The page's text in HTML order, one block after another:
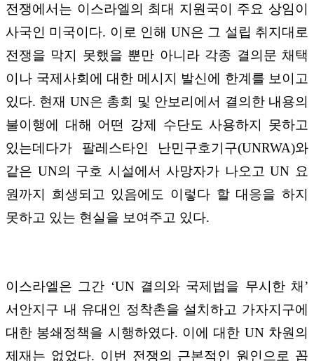
전쟁에서는 이스라엘의 최대 지원국이 주요 상임이
사국인 미국이다. 이로 인해 UN은 그 설립 취지대로
전쟁을 막지 못했을 뿐만 아니라 각종 결의문 채택
이나 국제사회에 대한 메시지 발신에 한계를 보이고
있다. 현재 UN은 총회 및 안보리에서 결의한 내용의
불이행에 대해 어떤 강제 수단도 사용하지 못하고
있는데다가 팔레스타인 난민구호기구(UNRWA)와
같은 UN의 구호 시설에서 사망자가 나오고 UN 요
원까지 희생되고 있음에도 이렇다 할 대응을 하지
못하고 있는 현실을 보여주고 있다.
이스라엘은 그간 ‘UN 결의와 국제법을 무시한 채’
서안지구 내 유대인 정착촌을 설치하고 가자지구에
대한 봉쇄정책을 시행하였다. 이에 대한 UN 차원의
제재는 없었다. 이번 전쟁의 근본적인 원인으로 꼽